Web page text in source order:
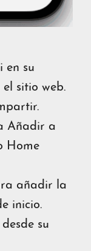
en su
sitio web.
Añadir a
Home
añadir la
inicio.
su